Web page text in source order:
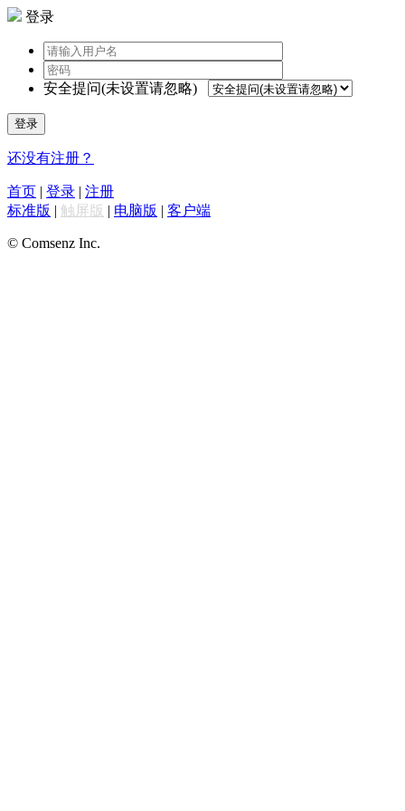
登录
安全提问(未设置请忽略)
登录
还没有注册？
首页 | 登录 | 注册
标准版 | 触屏版 | 电脑版 | 客户端
© Comsenz Inc.